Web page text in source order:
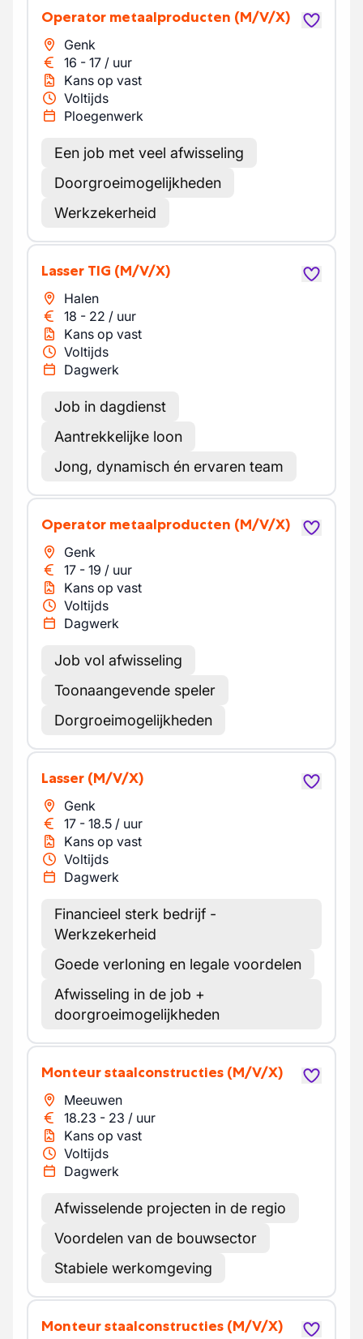
Operator metaalproducten (M/V/X)
Genk
16 - 17 / uur
Kans op vast
Voltijds
Ploegenwerk
Een job met veel afwisseling
Doorgroeimogelijkheden
Werkzekerheid
Lasser TIG (M/V/X)
Halen
18 - 22 / uur
Kans op vast
Voltijds
Dagwerk
Job in dagdienst
Aantrekkelijke loon
Jong, dynamisch én ervaren team
Operator metaalproducten (M/V/X)
Genk
17 - 19 / uur
Kans op vast
Voltijds
Dagwerk
Job vol afwisseling
Toonaangevende speler
Dorgroeimogelijkheden
Lasser (M/V/X)
Genk
17 - 18.5 / uur
Kans op vast
Voltijds
Dagwerk
Financieel sterk bedrijf -
Werkzekerheid
Goede verloning en legale voordelen
Afwisseling in de job +
doorgroeimogelijkheden
Monteur staalconstructies (M/V/X)
Meeuwen
18.23 - 23 / uur
Kans op vast
Voltijds
Dagwerk
Afwisselende projecten in de regio
Voordelen van de bouwsector
Stabiele werkomgeving
Monteur staalconstructies (M/V/X)